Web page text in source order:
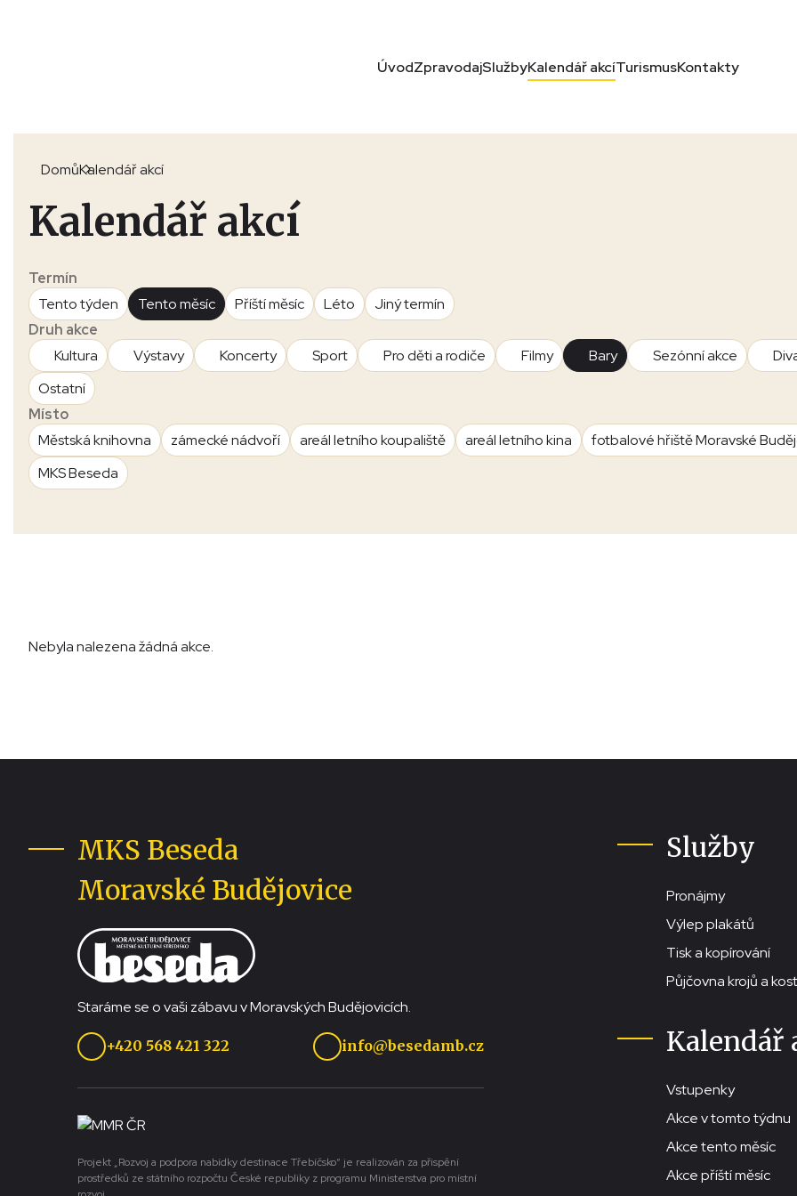
ÚvodZpravodajSlužbyKalendář akcíTurismusKontakty
DomůKalendář akcí
Kalendář akcí
Termín
Tento týden
Tento měsíc Příští měsíc Léto
Jiný termín
Druh akce
Kultura
Výstavy Koncerty Sport Pro děti a rodiče Filmy Bary Sezónní akce
Ostatní
Místo
Městská knihovna
zámecké nádvoří areál letního koupaliště areál letního kina
fotbalové hřiště Moravské
MKS Beseda
Nebyla nalezena žádná akce.
MKS Beseda
Moravské Budějovice
Staráme se o vaši zábavu v Moravských Budějovicích.
+420 568 421 322 info@besedamb.cz
Projekt „Rozvoj a podpora nabídky destinace Třebíčsko“ je realizován za přispění
prostředků ze státního rozpočtu České republiky z programu Ministerstva pro místní
Služby
Pronájmy
Výlep plakátů
Tisk a kopírování
Půjčovna krojů a
Kalendář
Vstupenky
Akce v tomto týdnu
Akce tento měsíc
Akce příští měsíc